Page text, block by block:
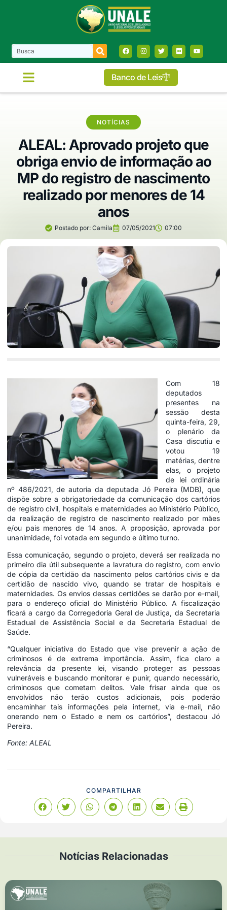
Banco de Leis
NOTÍCIAS
ALEAL: Aprovado projeto que
obriga envio de informação ao
MP do registro de nascimento
realizado por menores de 14
anos
Postado por: Camila 07/05/2021 07:00
Com 18
deputados
presentes na
sessão desta
quinta-feira, 29,
o plenário da
Casa discutiu e
votou 19
matérias, dentre
elas, o projeto
de lei ordinária
nº 486/2021, de autoria da deputada Jó Pereira (MDB), que
dispõe sobre a obrigatoriedade da comunicação dos cartórios
de registro civil, hospitais e maternidades ao Ministério Público,
da realização de registro de nascimento realizado por mães
e/ou pais menores de 14 anos. A proposição, aprovada por
unanimidade, foi votada em segundo e último turno.
Essa comunicação, segundo o projeto, deverá ser realizada no
primeiro dia útil subsequente a lavratura do registro, com envio
de cópia da certidão da nascimento pelos cartórios civis e da
certidão de nascido vivo, quando se tratar de hospitais e
maternidades. Os envios dessas certidões se darão por e-mail,
para o endereço oficial do Ministério Público. A fiscalização
ficará a cargo da Corregedoria Geral de Justiça, da Secretaria
Estadual de Assistência Social e da Secretaria Estadual de
Saúde.
“Qualquer iniciativa do Estado que vise prevenir a ação de
criminosos é de extrema importância. Assim, fica claro a
relevância da presente lei, visando proteger as pessoas
vulneráveis e buscando monitorar e punir, quando necessário,
criminosos que cometam delitos. Vale frisar ainda que os
envolvidos não terão custos adicionais, pois poderão
encaminhar tais informações pela internet, via e-mail, não
onerando nem o Estado e nem os cartórios”, destacou Jó
Pereira.
Fonte: ALEAL
COMPARTILHAR
Notícias Relacionadas